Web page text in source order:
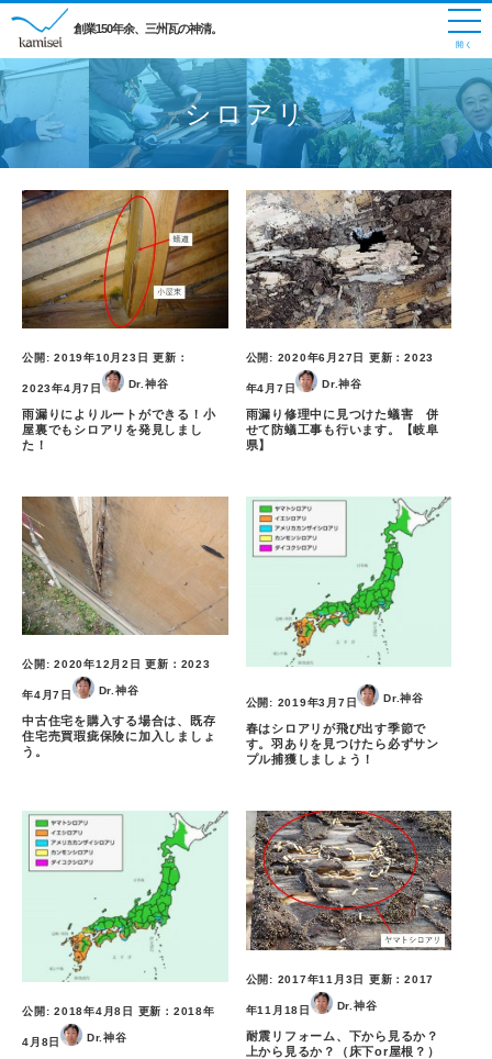
創業150年余、三州瓦の神清。
シロアリ
公開: 2019年10月23日 更新：
2023年4月7日 Dr.神谷
雨漏りによりルートができる！小
屋裏でもシロアリを発見しまし
た！
公開: 2020年6月27日 更新：2023
年4月7日 Dr.神谷
雨漏り修理中に見つけた蟻害 併
せて防蟻工事も行います。【岐阜
県】
公開: 2020年12月2日 更新： 2023
年4月7日 Dr.神谷
中古住宅を購入する場合は、既存
住宅売買瑕疵保険に加入しましょ
う。
公開: 2019年3月7日 Dr.神谷
春はシロアリが飛び出す季節で
す。羽ありを見つけたら必ずサン
プル捕獲しましょう！
公開: 2018年4月8日 更新： 2018年
4月8日 Dr.神谷
公開: 2017年11月3日 更新：2017
年11月18日 Dr.神谷
耐震リフォーム、下から見るか？
上から見るか？（床下or屋根？）